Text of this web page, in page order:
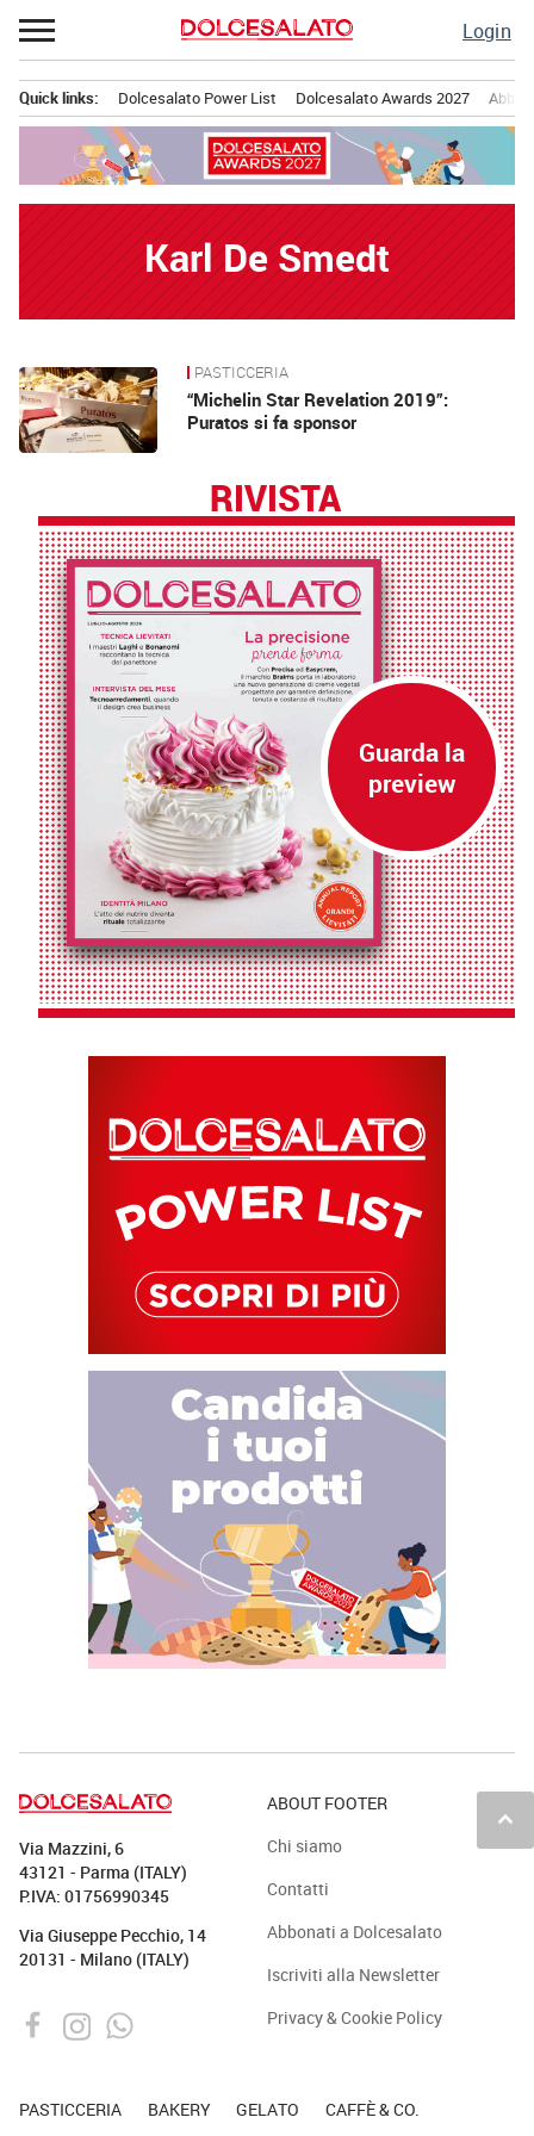
Passa
al
Login
principale
Quick links: Dolcesalato Power List Dolcesalato Awards 2027
Karl De Smedt
News PASTICCERIA
“Michelin Star Revelation 2019”:
Puratos si fa sponsor
RIVISTA
keyboard_arrow_up
Via Mazzini, 6
43121 - Parma (ITALY)
P.IVA: 01756990345
Via Giuseppe Pecchio, 14
20131 - Milano (ITALY)
ABOUT FOOTER
Chi siamo
Contatti
Abbonati a Dolcesalato
Iscriviti alla Newsletter
Privacy & Cookie Policy
PASTICCERIA BAKERY GELATO CAFFÈ & CO.